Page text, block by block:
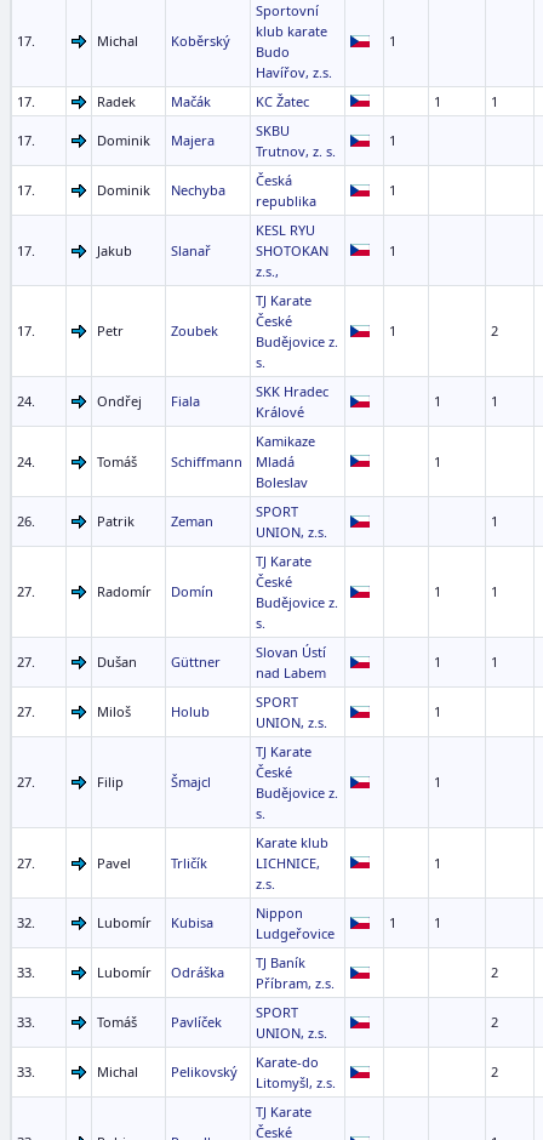
17. Michal Koběrský
Sportovní
klub karate
Budo
Havířov, z.s.
1
17. Radek Mačák KC Žatec 1 1
17. Dominik Majera
SKBU
Trutnov, z. s.
1
17. Dominik Nechyba
Česká
republika
1
17. Jakub Slanař
KESL RYU
SHOTOKAN
z.s.,
1
17. Petr Zoubek
TJ Karate
České
Budějovice z.
s.
1 2
24. Ondřej Fiala
SKK Hradec
Králové
1 1
24. Tomáš Schiffmann
Kamikaze
Mladá
Boleslav
1
26. Patrik Zeman
SPORT
UNION, z.s.
1
27. Radomír Domín
TJ Karate
České
Budějovice z.
s.
1 1
27. Dušan Güttner
Slovan Ústí
nad Labem
1 1
27. Miloš Holub
SPORT
UNION, z.s.
1
27. Filip Šmajcl
TJ Karate
České
Budějovice z.
s.
1
27. Pavel Trličík
Karate klub
LICHNICE,
z.s.
1
32. Lubomír Kubisa
Nippon
Ludgeřovice
1 1
33. Lubomír Odráška
TJ Baník
Příbram, z.s.
2
33. Tomáš Pavlíček
SPORT
UNION, z.s.
2
33. Michal Pelikovský
Karate-do
Litomyšl, z.s.
2
TJ Karate
České